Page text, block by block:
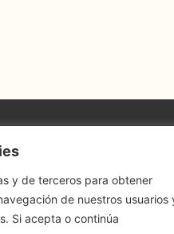
y de terceros para obtener
de nuestros usuarios
Si acepta o continúa